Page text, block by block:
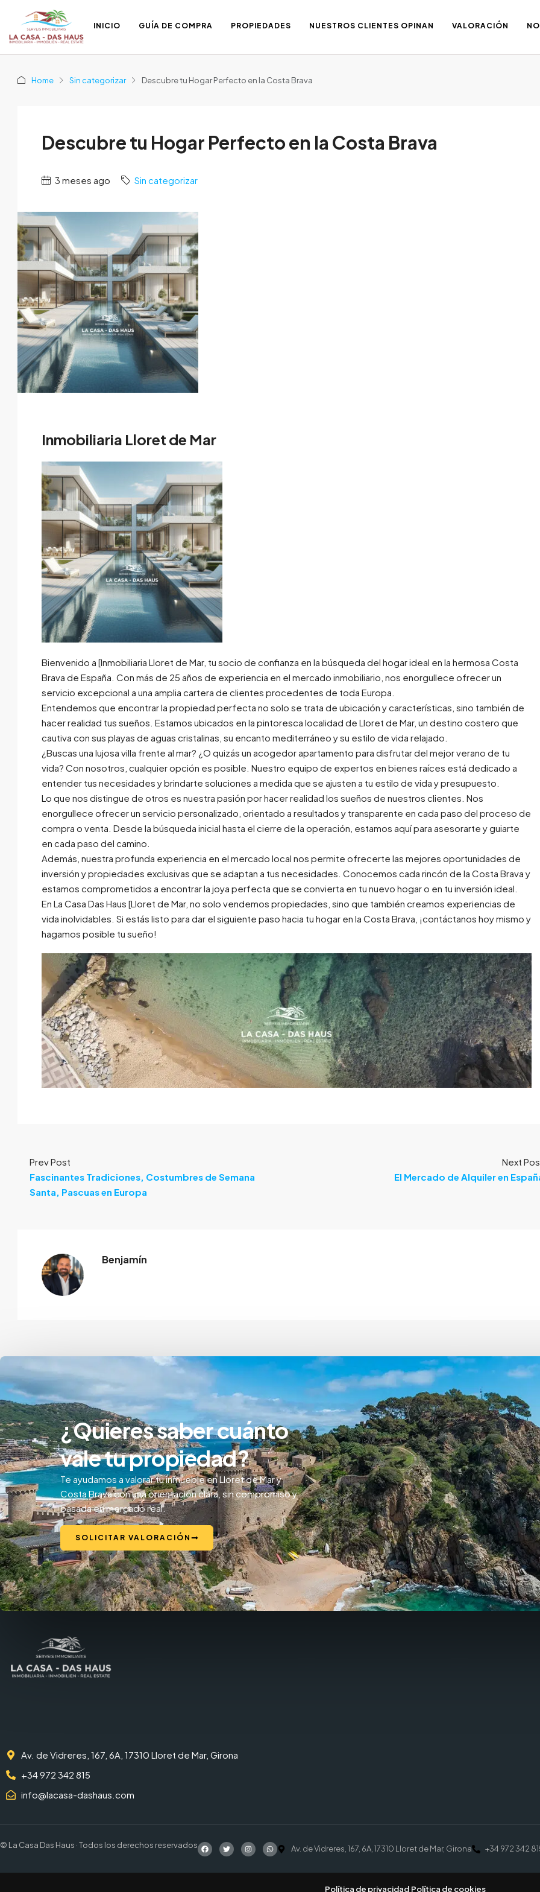
INICIO GUÍA DE COMPRA PROPIEDADES NUESTROS CLIENTES OPINAN VALORACIÓN
Home Sin categorizar Descubre tu Hogar Perfecto en la Costa Brava
Descubre tu Hogar Perfecto en la Costa Brava
3 meses ago Sin categorizar
Inmobiliaria Lloret de Mar
Bienvenido a [Inmobiliaria Lloret de Mar, tu socio de confianza en la búsqueda del hogar ideal en la hermosa Costa
Brava de España. Con más de 25 años de experiencia en el mercado inmobiliario, nos enorgullece ofrecer un
servicio excepcional a una amplia cartera de clientes procedentes de toda Europa.
Entendemos que encontrar la propiedad perfecta no solo se trata de ubicación y características, sino también de
hacer realidad tus sueños. Estamos ubicados en la pintoresca localidad de Lloret de Mar, un destino costero que
cautiva con sus playas de aguas cristalinas, su encanto mediterráneo y su estilo de vida relajado.
¿Buscas una lujosa villa frente al mar? ¿O quizás un acogedor apartamento para disfrutar del mejor verano de tu
vida? Con nosotros, cualquier opción es posible. Nuestro equipo de expertos en bienes raíces está dedicado a
entender tus necesidades y brindarte soluciones a medida que se ajusten a tu estilo de vida y presupuesto.
Lo que nos distingue de otros es nuestra pasión por hacer realidad los sueños de nuestros clientes. Nos
enorgullece ofrecer un servicio personalizado, orientado a resultados y transparente en cada paso del proceso de
compra o venta. Desde la búsqueda inicial hasta el cierre de la operación, estamos aquí para asesorarte y guiarte
en cada paso del camino.
Además, nuestra profunda experiencia en el mercado local nos permite ofrecerte las mejores oportunidades de
inversión y propiedades exclusivas que se adaptan a tus necesidades. Conocemos cada rincón de la Costa Brava y
estamos comprometidos a encontrar la joya perfecta que se convierta en tu nuevo hogar o en tu inversión ideal.
En La Casa Das Haus [Lloret de Mar, no solo vendemos propiedades, sino que también creamos experiencias de
vida inolvidables. Si estás listo para dar el siguiente paso hacia tu hogar en la Costa Brava, ¡contáctanos hoy mismo y
hagamos posible tu sueño!
Prev Post
Fascinantes Tradiciones, Costumbres de Semana
Santa, Pascuas en Europa
Next
El Mercado de Alquiler en
Benjamín
¿Quieres saber cuánto
vale tu propiedad?
Te ayudamos a valorar tu inmueble en Lloret de Mar y
Costa Brava con una orientación clara, sin compromiso y
basada en mercado real.
SOLICITAR VALORACIÓN
Av. de Vidreres, 167, 6A, 17310 Lloret de Mar, Girona
+34 972 342 815
info@lacasa-dashaus.com
© La Casa Das Haus · Todos los derechos reservados Av. de Vidreres, 167, 6A, 17310 Lloret de Mar, Girona +34 972 342
Política de privacidad·Política de cookies